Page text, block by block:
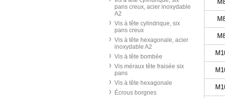
pans creux, acier inoxydable
A2
Vis à tête cylindrique, six
pans creux
Vis à tête hexagonale, acier
inoxydable A2
Vis à tête bombée
Vis méraux tête fraisée six
pans
Vis à tête hexagonale
Écrous borgnes